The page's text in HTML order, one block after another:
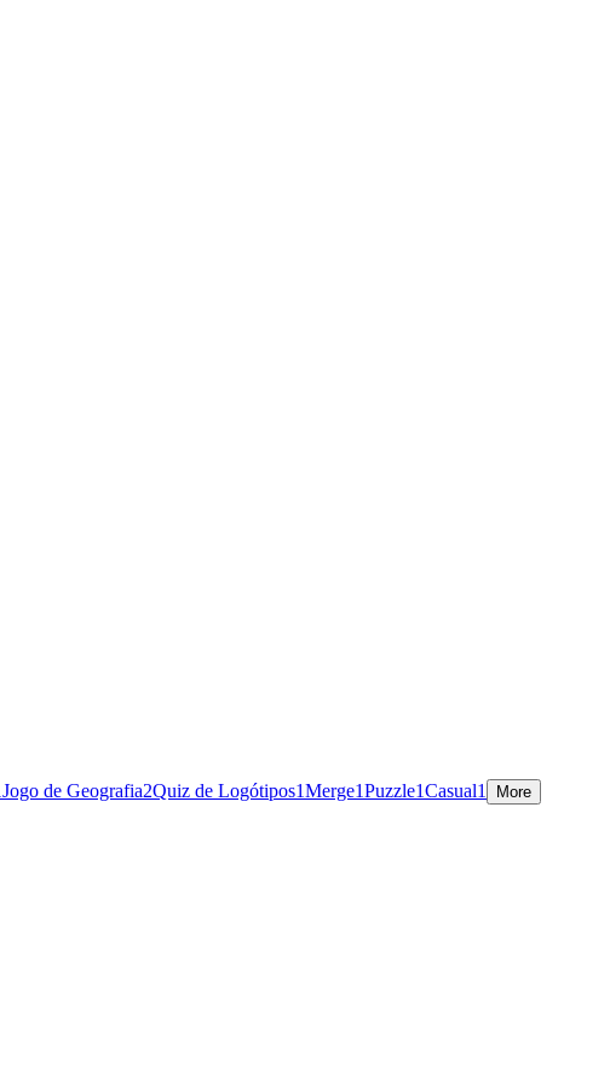
Jogo de Geografia2Quiz de Logótipos1Merge1Puzzle1Casual1 More